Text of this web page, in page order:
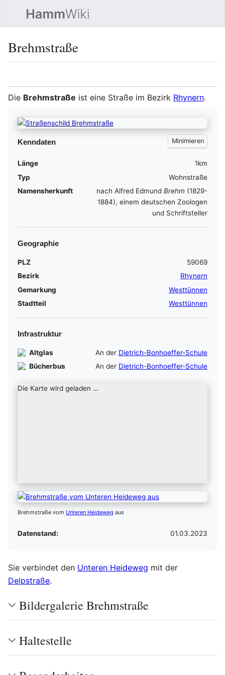
Brehmstraße
Die Brehmstraße ist eine Straße im Bezirk Rhynern.
Kenndaten
Länge
1km
Typ
Wohnstraße
Namensherkunft
nach Alfred Edmund Brehm (1829-
1884), einem deutschen Zoologen
und Schriftsteller
Geographie
PLZ
59069
Bezirk
Rhynern
Gemarkung
Westtünnen
Stadtteil
Westtünnen
Infrastruktur
Altglas An der Dietrich-Bonhoeffer-Schule
Bücherbus
An der Dietrich-Bonhoeffer-Schule
Die Karte wird geladen …
Brehmstraße vom Unteren Heideweg aus
Datenstand: 01.03.2023
Sie verbindet den Unteren Heideweg mit der
Delpstraße.
Bildergalerie Brehmstraße
Haltestelle